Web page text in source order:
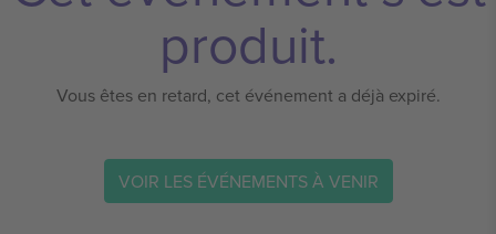
produit.
Vous êtes en retard, cet événement a déjà expiré.
VOIR LES ÉVÉNEMENTS À VENIR